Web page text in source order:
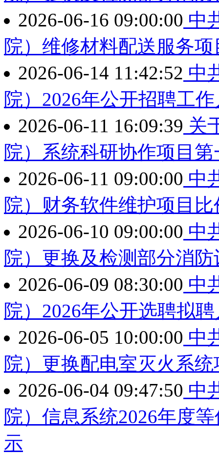
2026-06-16 09:00:00 中
院）维修材料配送服务
2026-06-14 11:42:52 中
院）2026年公开招聘工
2026-06-11 16:09:39 关
院）系统科研协作项目
2026-06-11 09:00:00 中
院）财务软件维护项目
2026-06-10 09:00:00 中
院）更换及检测部分消
2026-06-09 08:30:00 中
院）2026年公开选聘拟
2026-06-05 10:00:00 中
院）更换配电室灭火系
2026-06-04 09:47:50 中
院）信息系统2026年度
示